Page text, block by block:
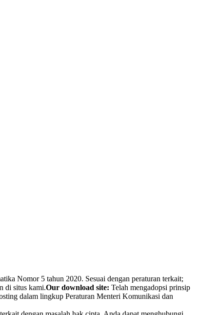
Nomor 5 tahun 2020. Sesuai dengan peraturan terkait;
di situs kami.Our download site: Telah mengadopsi prinsip
dalam lingkup Peraturan Menteri Komunikasi dan